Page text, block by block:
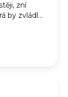
zní
by zvládl...